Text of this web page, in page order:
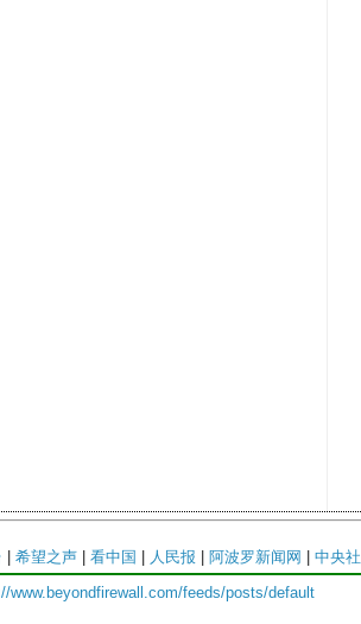
希望之声 看中国 人民报 阿波罗新闻网 中央社
www.beyondfirewall.com/feeds/posts/default